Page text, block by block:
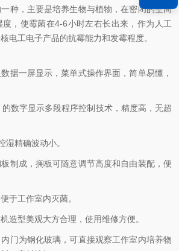
种，主要是培养生物与植物，在密闭的空间
，使霉菌在4-6小时左右长出来，作为人工
电工电子产品的抗霉能力和发霉程度。
据一屏显示，菜单式操作界面，简单易懂，
数字显示多段程序控制技术，精度高，无超
湿精确波动小。
制成，搁板可随意调节高度和自由装配，便
于工作室内灭菌。
造型美观大方合理，使用维修方便。
门为钢化玻璃，可直接观察工作室内培养物